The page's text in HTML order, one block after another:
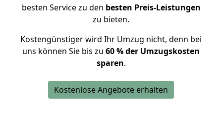
besten Service zu den besten Preis-Leistungen
zu bieten.
Kostengünstiger wird Ihr Umzug nicht, denn bei
uns können Sie bis zu 60 % der Umzugskosten
sparen.
Kostenlose Angebote erhalten